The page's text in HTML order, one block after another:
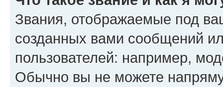
Звания, отображаемые под
созданных вами сообщений
пользователей: например,
Обычно вы не можете